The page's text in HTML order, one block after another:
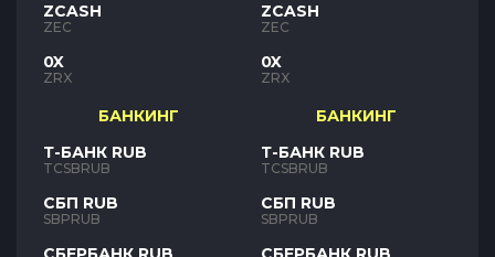
ZCASH
ZEC
0X
ZRX
БАНКИНГ
Т-БАНК RUB
TCSBRUB
СБП RUB
SBPRUB
ZCASH
ZEC
0X
ZRX
БАНКИНГ
Т-БАНК RUB
TCSBRUB
СБП RUB
SBPRUB